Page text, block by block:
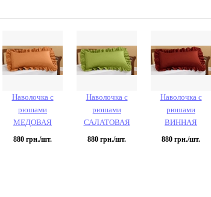
Наволочка с
рюшами
МЕДОВАЯ
880 грн./шт.
Наволочка с
рюшами
САЛАТОВАЯ
880 грн./шт.
Наволочка с
рюшами
ВИННАЯ
880 грн./шт.